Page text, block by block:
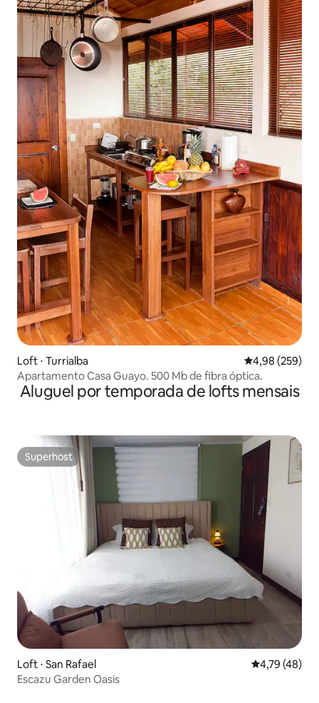
Loft ⋅ Turrialba 4,98 de uma
4,98 (259)
Apartamento Casa Guayo. 500 Mb de fibra óptica.
Aluguel por temporada de lofts mensais
Superhost
Superhost
Loft ⋅ San Rafael 4,79 de uma
4,79 (48)
Escazu Garden Oasis